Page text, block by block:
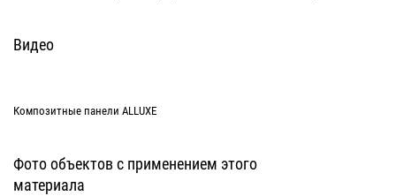
Видео
Композитные панели ALLUXE
Фото объектов с применением этого
материала